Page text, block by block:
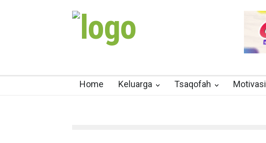
Home Keluarga Tsaqofah Motivasi